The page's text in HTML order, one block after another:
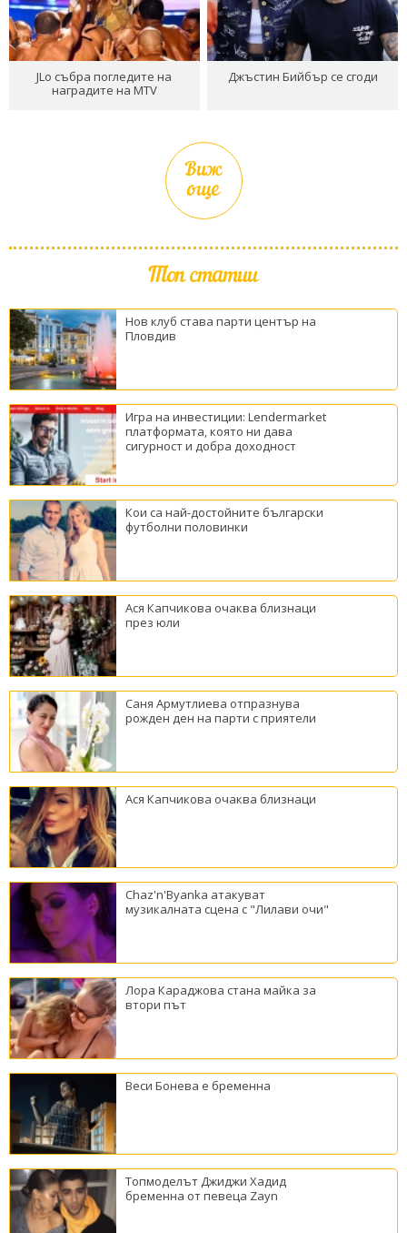
JLo събра погледите на
наградите на MTV
Джъстин Бийбър се сгоди
Виж
още
Топ статии
Нов клуб става парти център на
Пловдив
Игра на инвестиции: Lendermarket
платформата, която ни дава
сигурност и добра доходност
Кои са най-достойните български
футболни половинки
Ася Капчикова очаква близнаци
през юли
Саня Армутлиева отпразнува
рожден ден на парти с приятели
Ася Капчикова очаква близнаци
Chaz'n'Byanka атакуват
музикалната сцена с "Лилави очи"
Лора Караджова стана майка за
втори път
Веси Бонева е бременна
Топмоделът Джиджи Хадид
бременна от певеца Zayn